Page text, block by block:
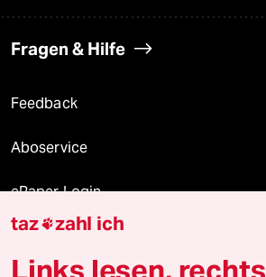
Fragen & Hilfe
Feedback
Aboservice
ePaper Login
Downloads für Abonnierende
taz zahl ich